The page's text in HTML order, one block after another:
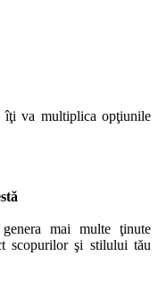
îţi va multiplica opţiunile
mai multe ţinute
scopurilor şi stilului tău